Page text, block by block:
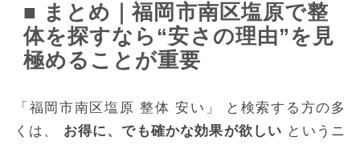
■ まとめ｜福岡市南区塩原で整
体を探すなら“安さの理由”を見
極めることが重要
「福岡市南区塩原 整体 安い」 と検索する方の多
くは、 お得に、でも確かな効果が欲しい というニ